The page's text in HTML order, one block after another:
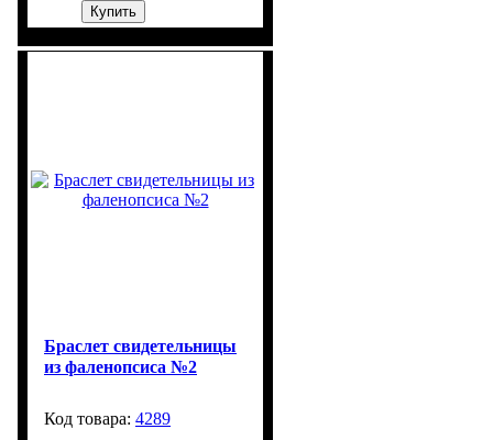
Купить
Браслет свидетельницы
из фаленопсиса №2
4289